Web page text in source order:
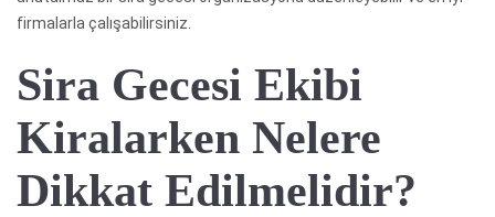
firmalarla çalışabilirsiniz.
Sira Gecesi Ekibi
Kiralarken Nelere
Dikkat Edilmelidir?